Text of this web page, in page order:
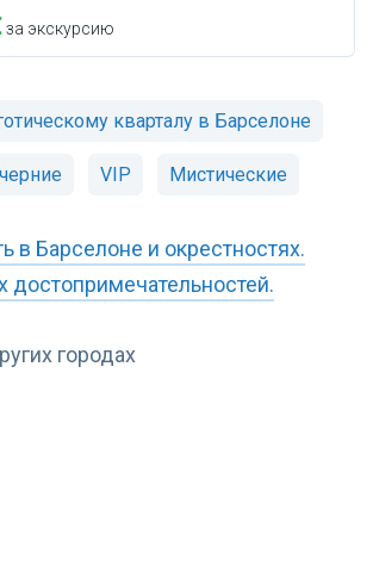
городах
за экскурсию
кварталу в Барселоне
VIP Мистические
в Барселоне и окрестностях.
достопримечательностей.